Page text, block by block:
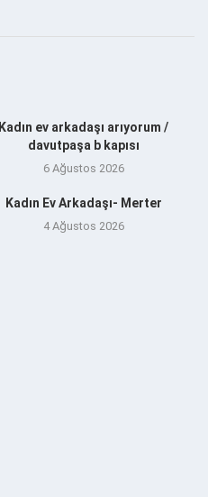
Kadın ev arkadaşı arıyorum /
davutpaşa b kapısı
6 Ağustos 2026
Kadın Ev Arkadaşı- Merter
4 Ağustos 2026